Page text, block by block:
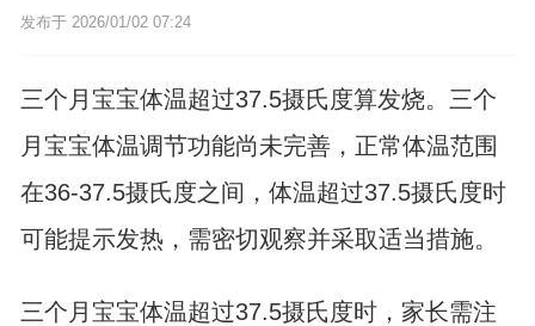
发布于 2026/01/02 07:24
三个月宝宝体温超过37.5摄氏度算发烧。三个
月宝宝体温调节功能尚未完善，正常体温范围
在36-37.5摄氏度之间，体温超过37.5摄氏度时
可能提示发热，需密切观察并采取适当措施。
三个月宝宝体温超过37.5摄氏度时，家长需注